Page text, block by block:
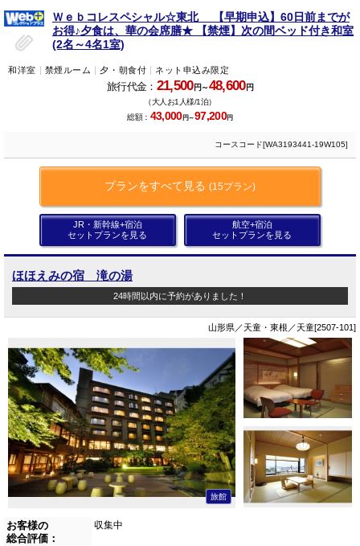
Ｗｅｂコレスペシャル☆東北 【早期申込】60日前までが
お得♪夕食は、華の会席膳★ 【禁煙】次の間ベッド付き和室
(2名～4名1室)
和洋室 禁煙ルーム 夕・朝食付 ネット申込み限定
旅行代金： 21,500円～48,600円
（大人お1人様/1泊）
総額： 43,000円～97,200円
コースコード[WA3193441-19W105]
プランをすべて見る (15プラン)
JR・新幹線+宿泊
セットプランを見る
航空+宿泊
セットプランを見る
ほほえみの宿 滝の湯
24時間以内に予約がありました！
山形県／天童・東根／天童[2507-101]
旅館
お客様の
総合評価：
収集中